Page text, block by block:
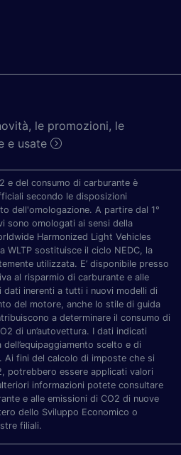
le promozioni, le
e usate
e del consumo di carburante è
secondo le disposizioni
dell'omologazione. A partire dal 1°
sono omologati ai sensi della
Harmonized Light Vehicles
WLTP sostituisce il ciclo NEDC, la
utilizzata. E’ disponibile presso
al risparmio di carburante e alle
inerenti a tutti i nuovi modelli di
del motore, anche lo stile di guida
a determinare il consumo di
di un’autovettura. I dati indicati
scelto e di
Ai fini del calcolo di imposte che si
potrebbero essere applicati valori
informazioni potete consultare
e alle emissioni di CO2 di nuove
dello Sviluppo Economico o
filiali.